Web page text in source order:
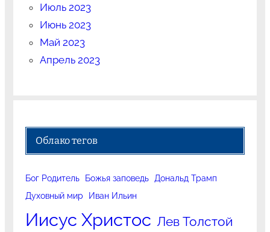
Июль 2023
Июнь 2023
Май 2023
Апрель 2023
Облако тегов
Бог Родитель Божья заповедь
Дональд Трамп
Духовный мир
Иван Ильин
Иисус Христос Лев Толстой